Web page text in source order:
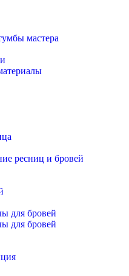
мастера
ресниц и бровей
для бровей
для бровей